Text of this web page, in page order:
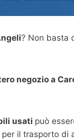
? Non basta
negozio a
usati può
il trasporto di